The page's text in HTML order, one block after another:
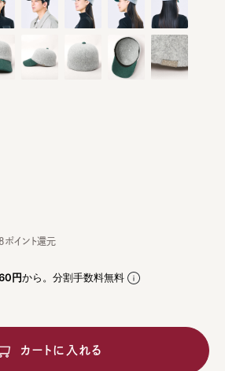
円から。分割手数料無料
イント還元
カートに入れる